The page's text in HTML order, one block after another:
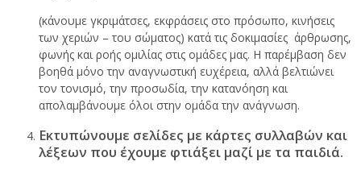
(κάνουμε γκριμάτσες, εκφράσεις στο πρόσωπο, κινήσεις
των χεριών – του σώματος) κατά τις δοκιμασίες άρθρωσης,
φωνής και ροής ομιλίας στις ομάδες μας. Η παρέμβαση δεν
βοηθά μόνο την αναγνωστική ευχέρεια, αλλά βελτιώνει
τον τονισμό, την προσωδία, την κατανόηση και
απολαμβάνουμε όλοι στην ομάδα την ανάγνωση.
Εκτυπώνουμε σελίδες με κάρτες συλλαβών και
λέξεων που έχουμε φτιάξει μαζί με τα παιδιά.